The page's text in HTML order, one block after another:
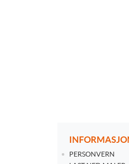
PERSONVERN
PERSONVERN